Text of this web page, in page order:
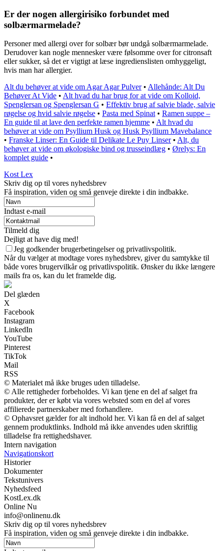
Er der nogen allergirisiko forbundet med
solbærmarmelade?
Personer med allergi over for solbær bør undgå solbærmarmelade.
Derudover kan nogle mennesker være følsomme over for citronsaft
eller sukker, så det er vigtigt at læse ingredienslisten omhyggeligt,
hvis man har allergier.
Alt du behøver at vide om Agar Agar Pulver• Allehånde: Alt Du
Behøver At Vide • Alt hvad du har brug for at vide om Kolloid,
Spenglersan og Spenglersan G • Effektiv brug af salvie blade, salvie
røgelse og hvid salvie røgelse • Pasta med Spinat• Ramen suppe –
En guide til at lave den perfekte ramen hjemme • Alt hvad du
behøver at vide om Psyllium Husk og Husk Psyllium Mavebalance
• Franske Linser: En Guide til Delikate Le Puy Linser• Alt, du
behøver at vide om økologiske bind og trusseindlæg • Ørelys: En
komplet guide •
Kost Lex
Skriv dig op til vores nyhedsbrev
Få inspiration, viden og små genveje direkte i din indbakke.
Indtast e-mail
Tilmeld dig
Dejligt at have dig med!
Jeg godkender brugerbetingelser og privatlivspolitik.
Når du vælger at modtage vores nyhedsbrev, giver du samtykke til
både vores brugervilkår og privatlivspolitik. Ønsker du ikke længere
mails fra os, kan du let framelde dig.
Del glæden
X
Facebook
Instagram
LinkedIn
YouTube
Pinterest
TikTok
Mail
RSS
© Materialet må ikke bruges uden tilladelse.
© Alle rettigheder forbeholdes. Vi kan tjene en del af salget fra
produkter, der er købt via vores websted som en del af vores
affilierede partnerskaber med forhandlere.
© Ophavsret gælder for alt indhold her. Vi kan få en del af salget
gennem produktlinks. Indhold må ikke anvendes uden skriftlig
tilladelse fra rettighedshaver.
Intern navigation
Navigationskort
Historier
Dokumenter
Tekstunivers
Nyhedsfeed
KostLex.dk
Online Nu
info@onlinenu.dk
Skriv dig op til vores nyhedsbrev
Få inspiration, viden og små genveje direkte i din indbakke.